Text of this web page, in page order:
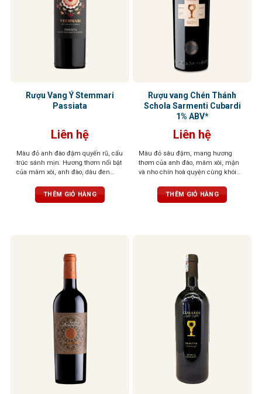
Rượu Vang Ý Stemmari
Passiata
Liên hệ
Màu đỏ anh đào đậm quyến rũ, cấu
trúc sánh mịn. Hương thơm nổi bật
của mâm xôi, anh đào, dâu đen
đen cay nồng. Khi rượu “thở” trong
ly, tầng hương vani và thuốc lá tinh
THÊM GIỎ HÀNG
Rượu vang Chén Thánh
Schola Sarmenti Cubardi
1% ABV*
Liên hệ
Màu đỏ sâu đậm, mang hương
thơm của anh đào, mâm xôi, mận
và nho chín hoà quyện cùng khói
THÊM GIỎ HÀNG